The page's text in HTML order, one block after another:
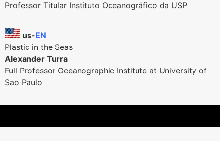
Professor Titular Instituto Oceanográfico da USP
us-EN
Plastic in the Seas
Alexander Turra
Full Professor Oceanographic Institute at University of
Sao Paulo